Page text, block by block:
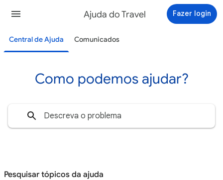
Ajuda do Travel Fazer login
Central de Ajuda Comunicados
Como podemos ajudar?
Pesquisar tópicos da ajuda